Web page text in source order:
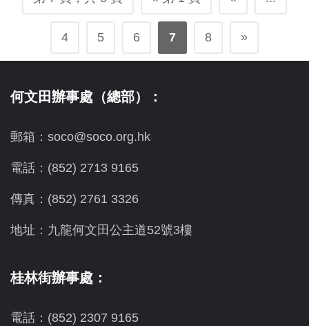
4 5 6 7 8 »
何文田辦事處（總部）：
郵箱：soco@soco.org.hk
電話：(852) 2713 9165
傳真：(852) 2761 3326
地址：九龍何文田公主道52號3樓
桂林街辦事處：
電話：(852) 2307 9165